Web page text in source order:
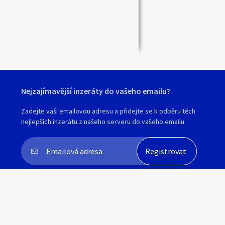
Nejzajímavější inzeráty do vašeho emailu?
Zadejte vaši emailovou adresu a přidejte se k odběru těch
nejlepších inzerátu z našeho serveru do vašeho emailu.